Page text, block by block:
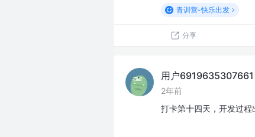
青训营-快乐出发
分享
用户6919635307661
2年前
打卡第十四天，开发过程